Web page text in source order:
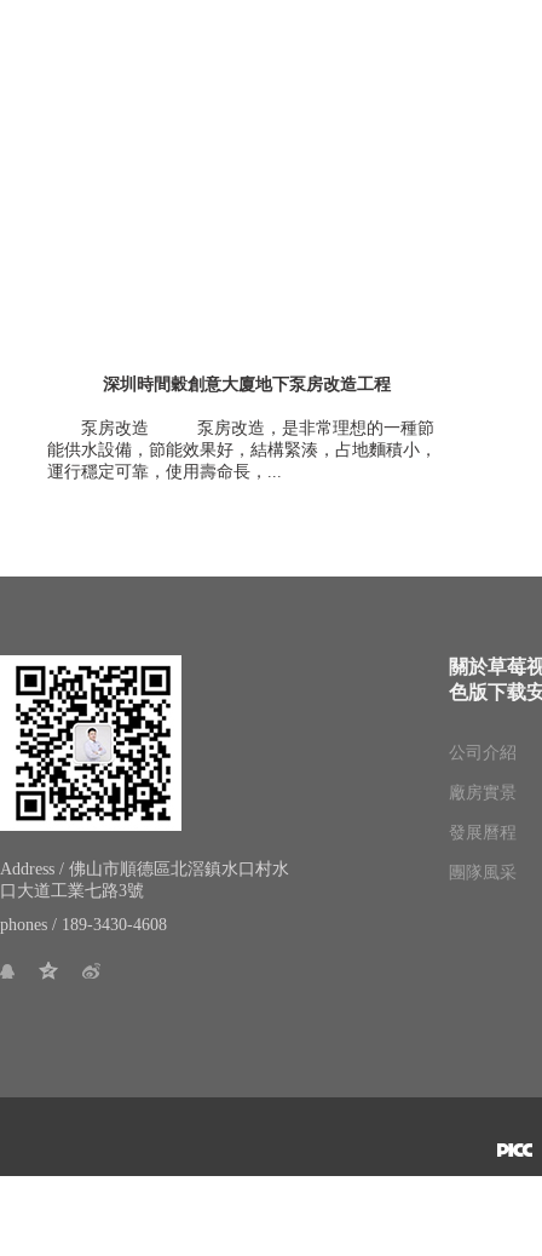
深圳時間穀創意大廈地下泵房改造工程
泵房改造 泵房改造，是非常理想的一種節
能供水設備，節能效果好，結構緊湊，占地麵積小，
運行穩定可靠，使用壽命長，...
Address / 佛山市順德區北滘鎮水口村水
口大道工業七路3號
phones / 189-3430-4608
關於草莓
色版下载
公司介紹
廠房實景
發展曆程
團隊風采